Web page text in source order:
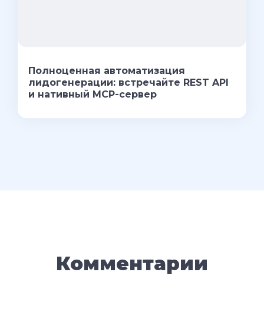
Полноценная автоматизация
лидогенерации: встречайте REST API
и нативный MCP-сервер
Комментарии